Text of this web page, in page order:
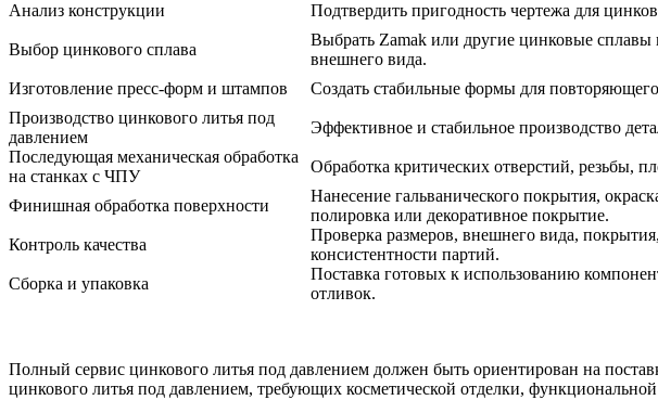
Анализ конструкции
Подтвердить пригодность чертежа для
Выбор цинкового сплава
Выбрать Zamak или другие цинковые сплавы
внешнего вида.
Изготовление пресс-форм и штампов
Создать стабильные формы для
Производство цинкового литья под
давлением
Эффективное и стабильное производство
Последующая механическая обработка
на станках с ЧПУ
Обработка критических отверстий, резьбы,
Финишная обработка поверхности
Нанесение гальванического покрытия,
полировка или декоративное покрытие.
Контроль качества
Проверка размеров, внешнего вида,
консистентности партий.
Сборка и упаковка
Поставка готовых к использованию
отливок.
Полный сервис цинкового литья под давлением должен быть ориентирован на
цинкового литья под давлением, требующих косметической отделки,